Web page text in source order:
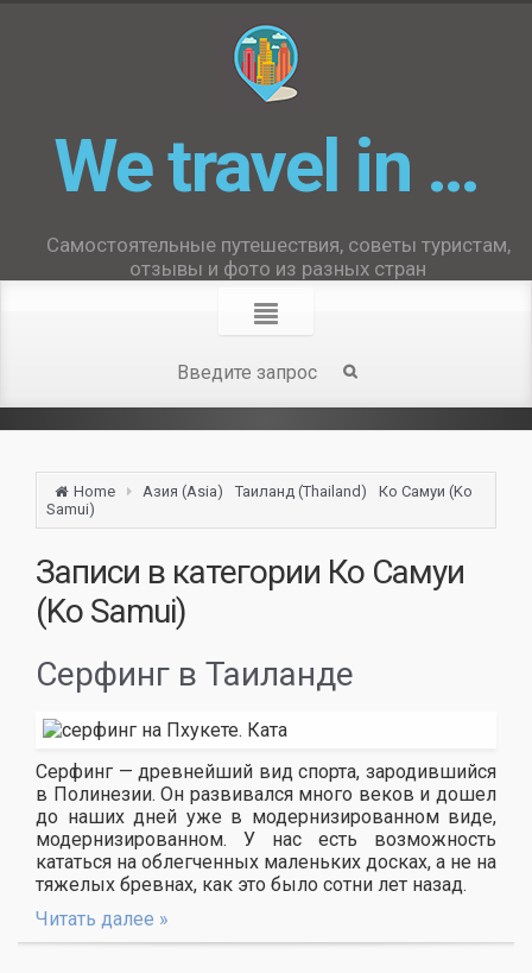
We travel in …
Самостоятельные путешествия, советы туристам,
отзывы и фото из разных стран
Home Азия (Asia) Таиланд (Thailand)
Ко Самуи (Ko
Samui)
Записи в категории Ко Самуи
(Ko Samui)
Серфинг в Таиланде
Серфинг — древнейший вид спорта, зародившийся
в Полинезии. Он развивался много веков и дошел
до наших дней уже в модернизированном виде,
модернизированном. У нас есть возможность
кататься на облегченных маленьких досках, а не на
тяжелых бревнах, как это было сотни лет назад.
Читать далее »